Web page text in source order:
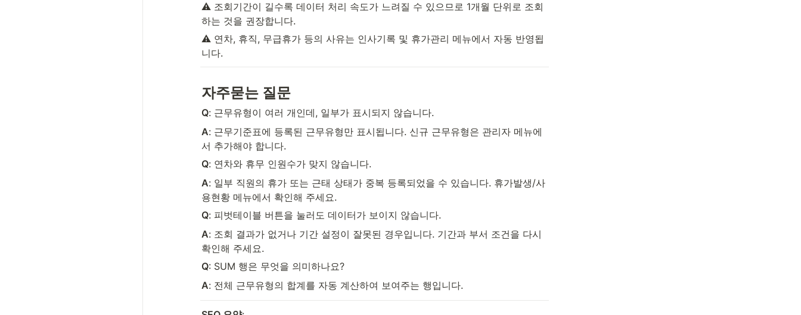
⚠️ 조회기간이 길수록 데이터 처리 속도가 느려질 수 있으므로 1개월 단위로 조회
하는 것을 권장합니다.
⚠️ 연차, 휴직, 무급휴가 등의 사유는 인사기록 및 휴가관리 메뉴에서 자동 반영됩
니다.
자주묻는 질문
Q: 근무유형이 여러 개인데, 일부가 표시되지 않습니다.
A: 근무기준표에 등록된 근무유형만 표시됩니다. 신규 근무유형은 관리자 메뉴에
서 추가해야 합니다.
Q: 연차와 휴무 인원수가 맞지 않습니다.
A: 일부 직원의 휴가 또는 근태 상태가 중복 등록되었을 수 있습니다. 휴가발생/사
용현황 메뉴에서 확인해 주세요.
Q: 피벗테이블 버튼을 눌러도 데이터가 보이지 않습니다.
A: 조회 결과가 없거나 기간 설정이 잘못된 경우입니다. 기간과 부서 조건을 다시
확인해 주세요.
Q: SUM 행은 무엇을 의미하나요?
A: 전체 근무유형의 합계를 자동 계산하여 보여주는 행입니다.